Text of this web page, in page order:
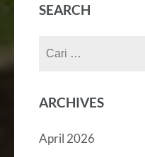
SEARCH
ARCHIVES
April 2026